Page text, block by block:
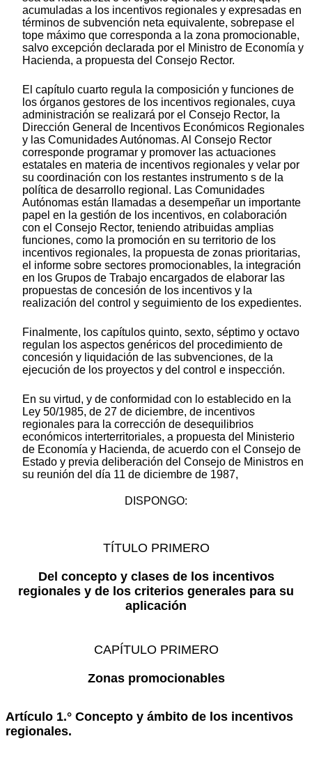
acumuladas a los incentivos regionales y expresadas en
términos de subvención neta equivalente, sobrepase el
tope máximo que corresponda a la zona promocionable,
salvo excepción declarada por el Ministro de Economía y
Hacienda, a propuesta del Consejo Rector.
El capítulo cuarto regula la composición y funciones de
los órganos gestores de los incentivos regionales, cuya
administración se realizará por el Consejo Rector, la
Dirección General de Incentivos Económicos Regionales
y las Comunidades Autónomas. Al Consejo Rector
corresponde programar y promover las actuaciones
estatales en materia de incentivos regionales y velar por
su coordinación con los restantes instrumento s de la
política de desarrollo regional. Las Comunidades
Autónomas están llamadas a desempeñar un importante
papel en la gestión de los incentivos, en colaboración
con el Consejo Rector, teniendo atribuidas amplias
funciones, como la promoción en su territorio de los
incentivos regionales, la propuesta de zonas prioritarias,
el informe sobre sectores promocionables, la integración
en los Grupos de Trabajo encargados de elaborar las
propuestas de concesión de los incentivos y la
realización del control y seguimiento de los expedientes.
Finalmente, los capítulos quinto, sexto, séptimo y octavo
regulan los aspectos genéricos del procedimiento de
concesión y liquidación de las subvenciones, de la
ejecución de los proyectos y del control e inspección.
En su virtud, y de conformidad con lo establecido en la
Ley 50/1985, de 27 de diciembre, de incentivos
regionales para la corrección de desequilibrios
económicos interterritoriales, a propuesta del Ministerio
de Economía y Hacienda, de acuerdo con el Consejo de
Estado y previa deliberación del Consejo de Ministros en
su reunión del día 11 de diciembre de 1987,
DISPONGO:
TÍTULO PRIMERO
Del concepto y clases de los incentivos
regionales y de los criterios generales para su
aplicación
CAPÍTULO PRIMERO
Zonas promocionables
Artículo 1.° Concepto y ámbito de los incentivos
regionales.